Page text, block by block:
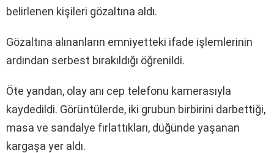
belirlenen kişileri gözaltına aldı.
Gözaltına alınanların emniyetteki ifade işlemlerinin
ardından serbest bırakıldığı öğrenildi.
Öte yandan, olay anı cep telefonu kamerasıyla
kaydedildi. Görüntülerde, iki grubun birbirini darbettiği,
masa ve sandalye fırlattıkları, düğünde yaşanan
kargaşa yer aldı.